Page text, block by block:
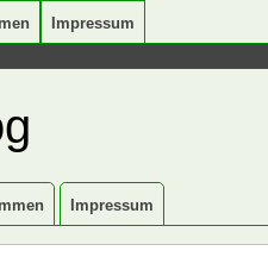
Impressum
Impressum